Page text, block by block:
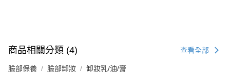
商品相關分類 (4) 查看全部
臉部保養 臉部卸妝 卸妝乳/油/膏